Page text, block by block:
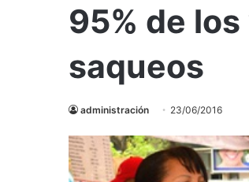
95% de
saqueos
administración 23/06/2016